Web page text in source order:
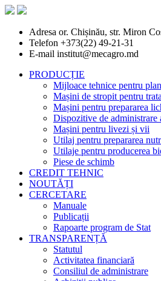
Adresa or. Chișinău, str. Miron
Telefon +373(22) 49-21-31
E-mail institut@mecagro.md
PRODUCȚIE
Mijloace tehnice pentru
Mașini de stropit pentru
Mașini pentru prepararea
Dispozitive de
Mașini pentru livezi și vii
Utilaj pentru prepararea
Utilaje pentru producerea
Piese de schimb
CREDIT TEHNIC
NOUTĂȚI
CERCETARE
Manuale
Publicații
Rapoarte program de Stat
TRANSPARENȚĂ
Statutul
Activitatea financiară
Consiliul de administrare